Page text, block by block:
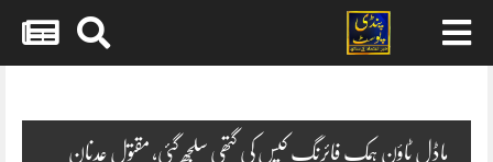
ماڈل ٹاؤن ہمک فائرنگ کیس کی گتھی سلجھ گئی، مقتول عدنان